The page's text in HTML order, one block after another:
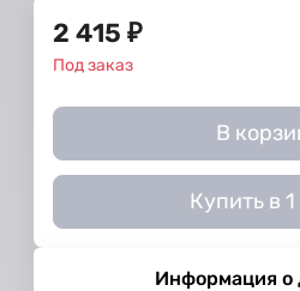
2 415 ₽
Под заказ
В
Купить в
Информация о